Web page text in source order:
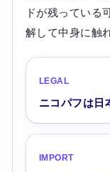
ドが残っている
解して中身に触
LEGAL
ニコパフは日
IMPORT